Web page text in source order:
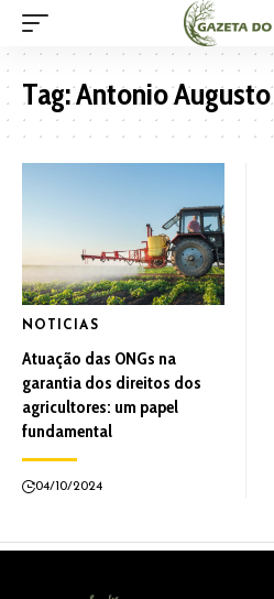
Tag:Antonio
NOTICIAS
Atuação das ONGs na
garantia dos direitos dos
agricultores: um papel
fundamental
04/10/2024